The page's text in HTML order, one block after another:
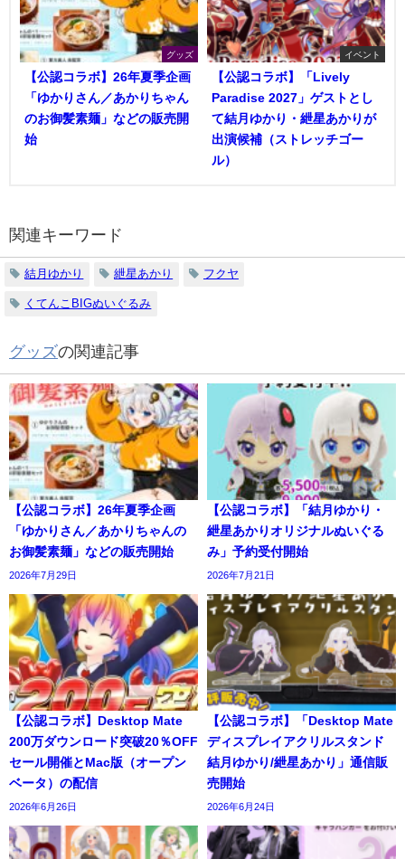
グッズ
【公認コラボ】26年夏季企画
「ゆかりさん／あかりちゃん
のお御髪素麺」などの販売開
始
イベント
【公認コラボ】「Lively
Paradise 2027」ゲストとし
て結月ゆかり・紲星あかりが
出演候補（ストレッチゴー
ル）
関連キーワード
結月ゆかり 紲星あかり フクヤ
くてんこBIGぬいぐるみ
グッズの関連記事
【公認コラボ】26年夏季企画
「ゆかりさん／あかりちゃんの
お御髪素麺」などの販売開始
2026年7月29日
【公認コラボ】「結月ゆかり・
紲星あかりオリジナルぬいぐる
み」予約受付開始
2026年7月21日
【公認コラボ】Desktop Mate
200万ダウンロード突破20％OFF
セール開催とMac版（オープン
ベータ）の配信
2026年6月26日
【公認コラボ】「Desktop Mate
ディスプレイアクリルスタンド
結月ゆかり/紲星あかり」通信販
売開始
2026年6月24日